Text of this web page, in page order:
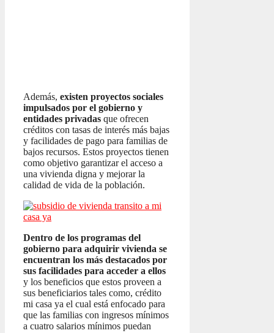
Además, existen proyectos sociales
impulsados por el gobierno y
entidades privadas que ofrecen
créditos con tasas de interés más bajas
y facilidades de pago para familias de
bajos recursos. Estos proyectos tienen
como objetivo garantizar el acceso a
una vivienda digna y mejorar la
calidad de vida de la población.
Dentro de los programas del
gobierno para adquirir vivienda se
encuentran los más destacados por
sus facilidades para acceder a ellos
y los beneficios que estos proveen a
sus beneficiarios tales como, crédito
mi casa ya el cual está enfocado para
que las familias con ingresos mínimos
a cuatro salarios mínimos puedan